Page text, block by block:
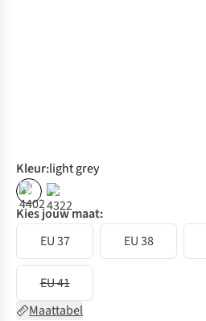
Kleur:light grey
% %
Kies jouw maat:
EU 37
EU 38
EU 41
Maattabel